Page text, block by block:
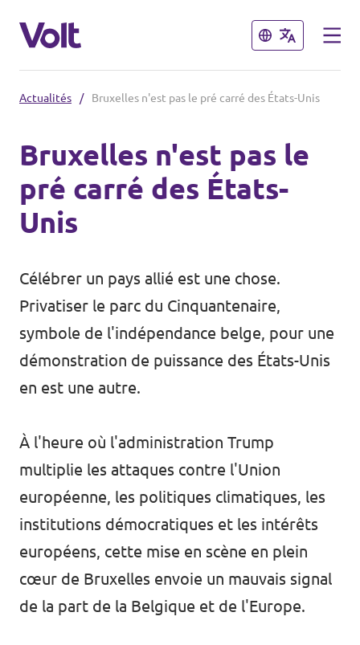
Fermer
Français
Volt Leuven
Volt Bruxelles
Volt Oost-Vlaanderen
Volt West-Vlaanderen
Fermer
Politiques
À propos de Volt
Personnes
Actualités
Agenda
Faire un don
Rejoignez-nous
Page d'accueil
Actualités / Bruxelles n'est pas le pré carré des États-Unis
Bruxelles n'est pas le
pré carré des États-
Unis
Célébrer un pays allié est une chose.
Privatiser le parc du Cinquantenaire,
symbole de l'indépendance belge, pour une
démonstration de puissance des États-Unis
en est une autre.
À l'heure où l'administration Trump
multiplie les attaques contre l'Union
européenne, les politiques climatiques, les
institutions démocratiques et les intérêts
européens, cette mise en scène en plein
cœur de Bruxelles envoie un mauvais signal
de la part de la Belgique et de l'Europe.